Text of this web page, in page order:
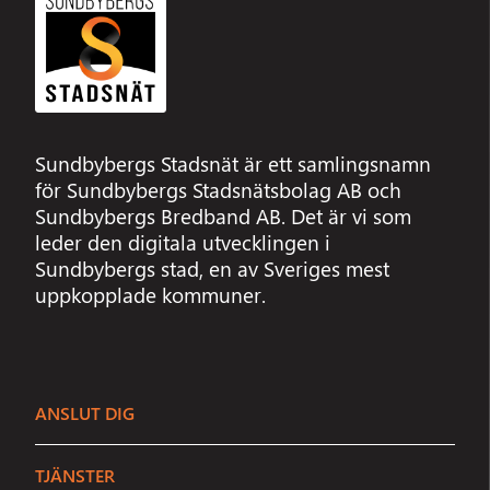
Sundbybergs Stadsnät är ett samlingsnamn
för Sundbybergs Stadsnätsbolag AB och
Sundbybergs Bredband AB. Det är vi som
leder den digitala utvecklingen i
Sundbybergs stad, en av Sveriges mest
uppkopplade kommuner.
ANSLUT DIG
TJÄNSTER